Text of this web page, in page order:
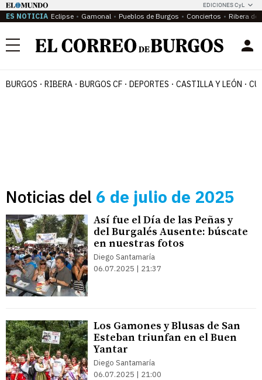
EDICIONES CyL
ES NOTICIA Eclipse Gamonal Pueblos de Burgos Conciertos Ribera del
Menú
BURGOS RIBERA BURGOS CF DEPORTES CASTILLA Y LEÓN
Noticias del 6 de julio de 2025
Así fue el Día de las Peñas y
del Burgalés Ausente: búscate
en nuestras fotos
Diego Santamaría
06.07.2025 | 21:37
Los Gamones y Blusas de San
Esteban triunfan en el Buen
Yantar
Diego Santamaría
06.07.2025 | 21:00